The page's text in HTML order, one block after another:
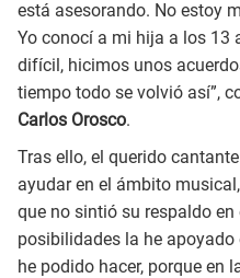
está asesorando. No estoy
Yo conocí a mi hija a los 13
difícil, hicimos unos
tiempo todo se volvió así”,
Carlos Orosco.
Tras ello, el querido
ayudar en el ámbito
que no sintió su respaldo en
posibilidades la he
he podido hacer, porque en